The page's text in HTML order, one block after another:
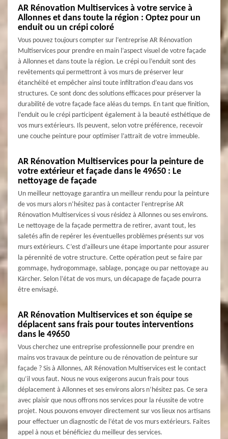
AR Rénovation Multiservices à votre service à
Allonnes et dans toute la région : Optez pour un
enduit ou un crépi coloré
Vous pouvez toujours compter sur l’entreprise AR Rénovation
Multiservices pour prendre en main l’aspect visuel de votre façade
à Allonnes et dans toute la région. Le crépi ou l’enduit sont des
revêtements qui permettront à vos murs de préserver leur
étanchéité et empêcher ainsi toute infiltration d’eau dans vos
structures. Ce sont donc des solutions efficaces pour préserver la
durabilité de votre façade face aléas du temps. En tant que finition,
l’enduit ou le crépi participent également à la beauté esthétique de
vos murs extérieurs. Ils peuvent, selon votre préférence, recevoir
une couche peinture pour optimiser l’attrait de votre immeuble.
AR Rénovation Multiservices pour la peinture de
votre extérieur et façade dans le 49650 : Le
nettoyage de façade
Un meilleur nettoyage garantira un meilleur rendu pour la peinture
de vos murs alors n’hésitez pas à contacter l’entreprise AR
Rénovation Multiservices si vous résidez à Allonnes ou ses environs.
Le nettoyage de la façade permettra de retirer, avant tout, les
saletés afin de repérer les éventuelles problèmes présents sur vos
murs extérieurs. C’est d’ailleurs une étape importante pour assurer
la pérennité de votre structure. Cette opération peut se faire par
gommage, hydrogommage, sablage, ponçage ou par nettoyage au
Kärcher. Selon l’état de vos murs, un décapage de façade pourra
être envisagé.
AR Rénovation Multiservices et son équipe se
déplacent sans frais pour toutes interventions
dans le 49650
Vous cherchez une entreprise professionnelle pour prendre en
mains vos travaux de peinture ou de rénovation de peinture sur
façade ? Sis à Allonnes, AR Rénovation Multiservices est le contact
qu’il vous faut. Nous ne vous exigerons aucun frais pour tous
déplacement à Allonnes et ses environs alors n’hésitez pas. Ce sera
avec plaisir que nous offrons nos services pour la réussite de votre
projet. Nous pouvons envoyer directement sur vos lieux nos artisans
pour effectuer un diagnostic de l’état de vos murs extérieurs. Faites
appel à nous et bénéficiez du meilleur des services.